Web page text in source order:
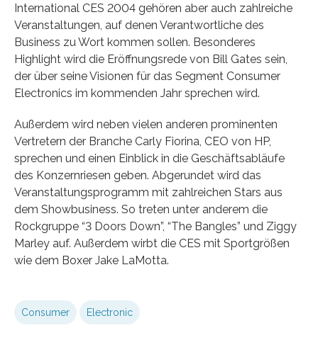
International CES 2004 gehören aber auch zahlreiche
Veranstaltungen, auf denen Verantwortliche des
Business zu Wort kommen sollen. Besonderes
Highlight wird die Eröffnungsrede von Bill Gates sein,
der über seine Visionen für das Segment Consumer
Electronics im kommenden Jahr sprechen wird.
Außerdem wird neben vielen anderen prominenten
Vertretern der Branche Carly Fiorina, CEO von HP,
sprechen und einen Einblick in die Geschäftsabläufe
des Konzernriesen geben. Abgerundet wird das
Veranstaltungsprogramm mit zahlreichen Stars aus
dem Showbusiness. So treten unter anderem die
Rockgruppe “3 Doors Down”, “The Bangles” und Ziggy
Marley auf. Außerdem wirbt die CES mit Sportgrößen
wie dem Boxer Jake LaMotta.
Consumer Electronic